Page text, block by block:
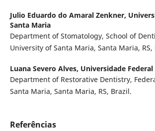
Julio Eduardo do Amaral Zenkner,
Santa Maria
Department of Stomatology, School of
University of Santa Maria, Santa Maria, RS,
Luana Severo Alves, Universidade
Department of Restorative Dentistry,
Santa Maria, Santa Maria, RS, Brazil.
Referências